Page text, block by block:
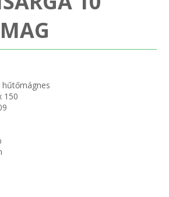
SZORTÍROZÓ DOBOZ-KÉSZLET
hűtőmágnes
150